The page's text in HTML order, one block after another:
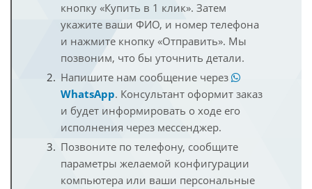
кнопку «Купить в 1 клик». Затем
укажите ваши ФИО, и номер телефона
и нажмите кнопку «Отправить». Мы
позвоним, что бы уточнить детали.
Напишите нам сообщение через
WhatsApp. Консультант оформит заказ
и будет информировать о ходе его
исполнения через мессенджер.
Позвоните по телефону, сообщите
параметры желаемой конфигурации
компьютера или ваши персональные